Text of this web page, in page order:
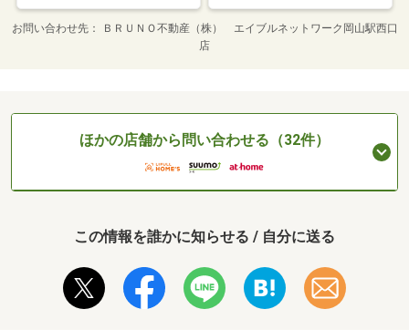
お問い合わせ先
ＢＲＵＮＯ不動産（株） エイブルネットワーク岡山駅西口
店
ほかの店舗から問い合わせる（32件）
この情報を誰かに知らせる / 自分に送る